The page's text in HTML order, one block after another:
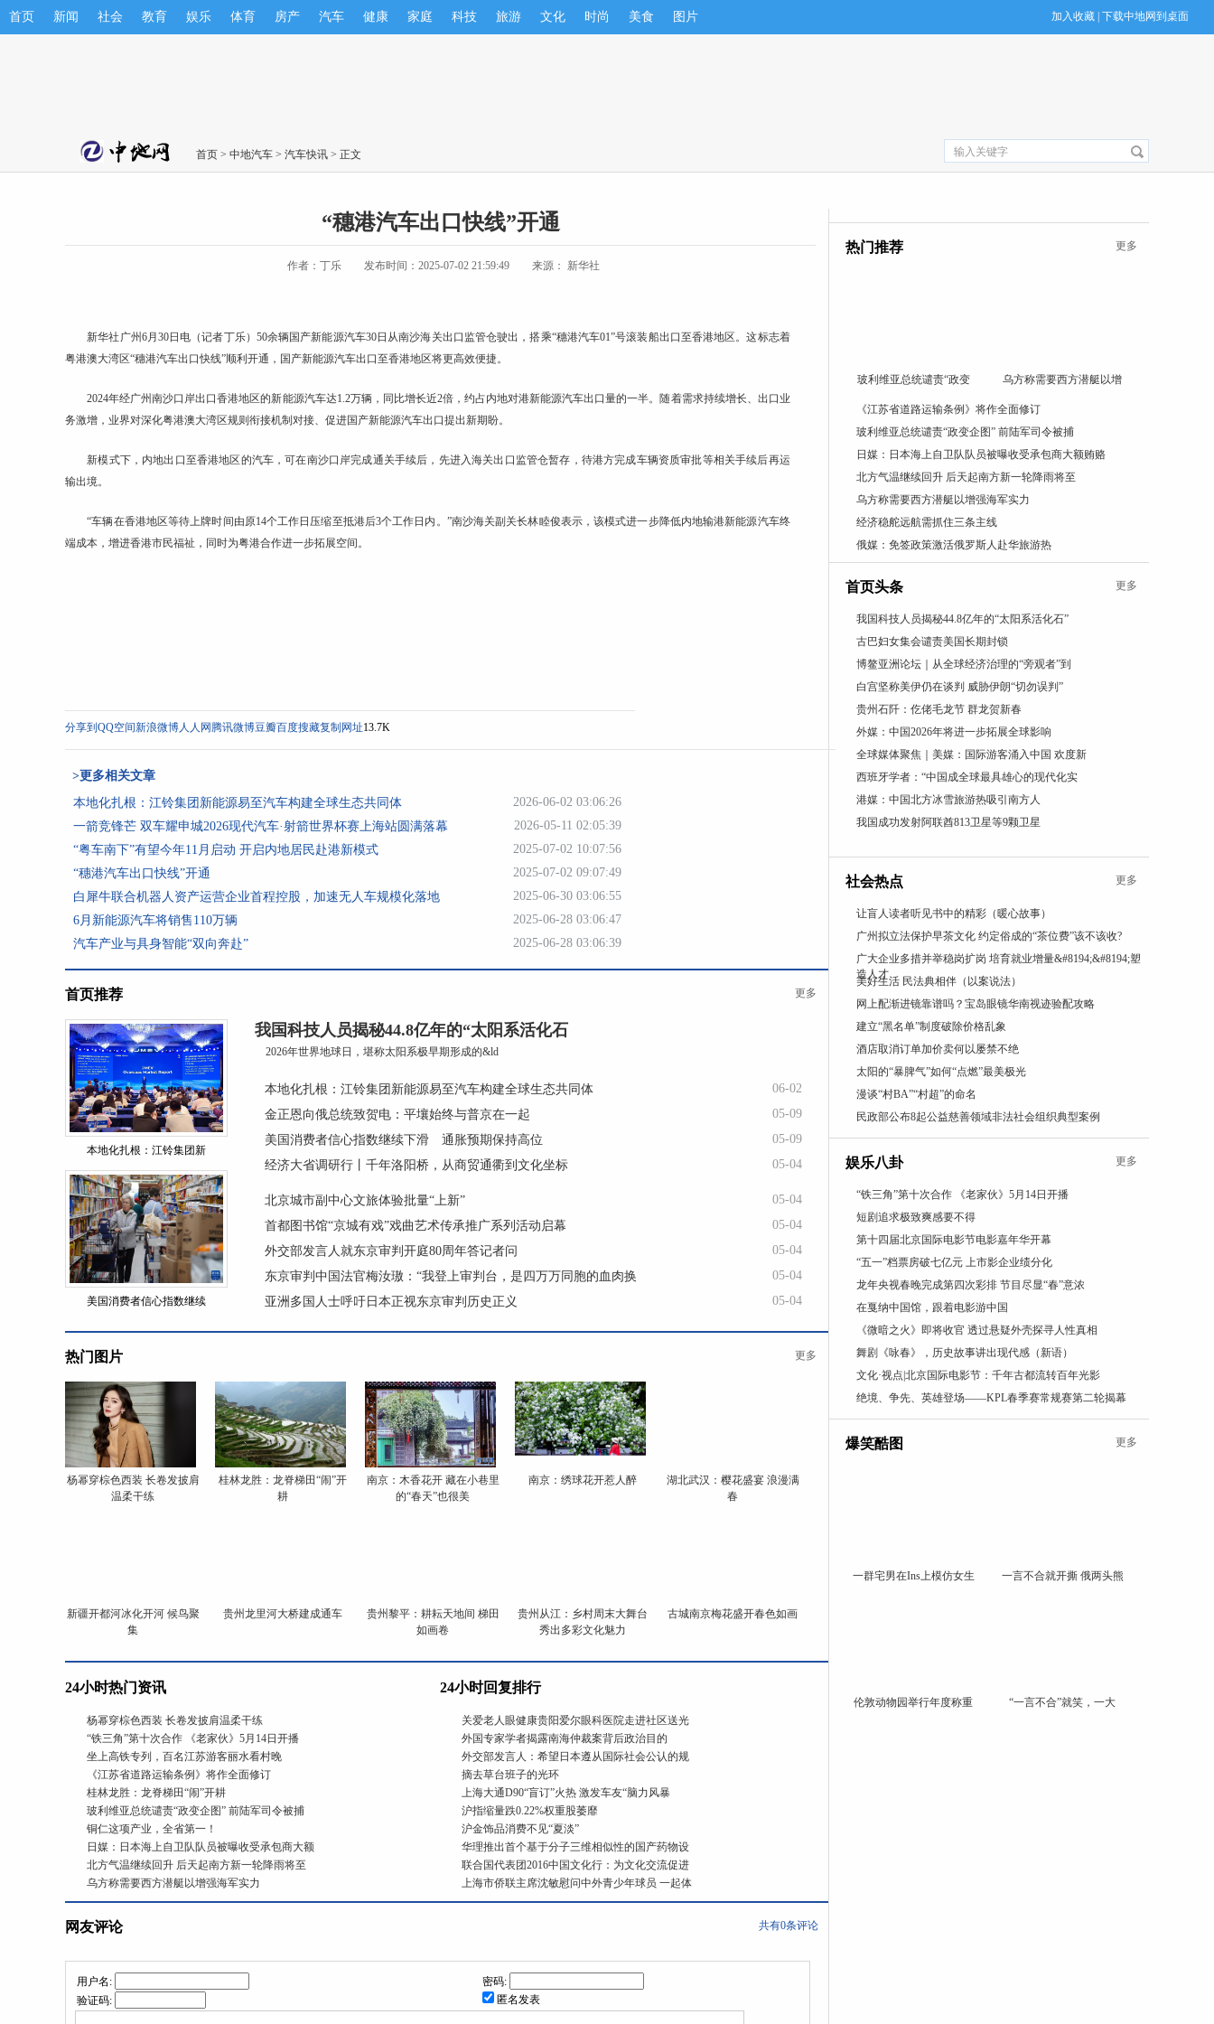
首页 新闻 社会 教育 娱乐 体育 房产 汽车 健康 家庭 科技 旅游 文化 时尚 美食 图片 加入收藏 下载中地网到桌面
首页 > 中地汽车 > 汽车快讯 > 正文
“穗港汽车出口快线”开通
作者：丁乐 发布时间：2025-07-02 21:59:49 来源： 新华社
新华社广州6月30日电（记者丁乐）50余辆国产新能源汽车30日从南沙海关出口监管仓驶出，搭乘“穗港汽车01”号滚装船出口至香港地区。这标志着
粤港澳大湾区“穗港汽车出口快线”顺利开通，国产新能源汽车出口至香港地区将更高效便捷。
2024年经广州南沙口岸出口香港地区的新能源汽车达1.2万辆，同比增长近2倍，约占内地对港新能源汽车出口量的一半。随着需求持续增长、出口业
务激增，业界对深化粤港澳大湾区规则衔接机制对接、促进国产新能源汽车出口提出新期盼。
新模式下，内地出口至香港地区的汽车 ，可在南沙口岸完成通关手续后，先进入海关出口监管仓暂存，待港方完成车辆资质审批等相关手续后再运
输出境。
“车辆在香港地区等待上牌时间由原14个工作日压缩至抵港后3个工作日内。”南沙海关副关长林睦俊表示，该模式进一步降低内地输港新能源汽车终
端成本，增进香港市民福祉，同时为粤港合作进一步拓展空间。
分享到 QQ空间新浪微博人人网 腾讯微博豆瓣百度搜藏复制网址13.7K
>更多相关文章
本地化扎根：江铃集团新能源易至汽车构建全球生态共同体
2026-06-02 03:06:26
一箭竞锋芒 双车耀申城2026现代汽车·射箭世界杯赛上海站圆满落幕
2026-05-11 02:05:39
“粤车南下”有望今年11月启动 开启内地居民赴港新模式
2025-07-02 10:07:56
“穗港汽车出口快线”开通
2025-07-02 09:07:49
白犀牛联合机器人资产运营企业首程控股，加速无人车规模化落地
2025-06-30 03:06:55
6月新能源汽车将销售110万辆
2025-06-28 03:06:47
汽车产业与具身智能“双向奔赴”
2025-06-28 03:06:39
首页推荐 更多
本地化扎根：江铃集团新
美国消费者信心指数继续
我国科技人员揭秘44.8亿年的“太阳系活化石
2026年世界地球日，堪称太阳系极早期形成的&ld
本地化扎根：江铃集团新能源易至汽车构建全球生态共同体
06-02
金正恩向俄总统致贺电：平壤始终与普京在一起
05-09
美国消费者信心指数继续下滑 通胀预期保持高位
05-09
经济大省调研行丨千年洛阳桥，从商贸通衢到文化坐标
05-04
北京城市副中心文旅体验批量“上新”
05-04
首都图书馆“京城有戏”戏曲艺术传承推广系列活动启幕
05-04
外交部发言人就东京审判开庭80周年答记者问
05-04
东京审判中国法官梅汝璈：“我登上审判台，是四万万同胞的血肉换
05-04
亚洲多国人士呼吁日本正视东京审判历史正义
05-04
热门图片 更多
杨幂穿棕色西装 长卷发披肩
温柔干练
桂林龙胜：龙脊梯田“闹”开
耕
南京：木香花开 藏在小巷里
的“春天”也很美
南京：绣球花开惹人醉
湖北武汉：樱花盛宴 浪漫满
春
新疆开都河冰化开河 候鸟聚
集
贵州龙里河大桥建成通车
贵州黎平：耕耘天地间 梯田
如画卷
贵州从江：乡村周末大舞台
秀出多彩文化魅力
古城南京梅花盛开春色如画
24小时热门资讯
杨幂穿棕色西装 长卷发披肩温柔干练
“铁三角”第十次合作 《老家伙》5月14日开播
坐上高铁专列，百名江苏游客丽水看村晚
《江苏省道路运输条例》将作全面修订
桂林龙胜：龙脊梯田“闹”开耕
玻利维亚总统谴责“政变企图” 前陆军司令被捕
铜仁这项产业，全省第一！
日媒：日本海上自卫队队员被曝收受承包商大额
北方气温继续回升 后天起南方新一轮降雨将至
乌方称需要西方潜艇以增强海军实力
24小时回复排行
关爱老人眼健康贵阳爱尔眼科医院走进社区送光
外国专家学者揭露南海仲裁案背后政治目的
外交部发言人：希望日本遵从国际社会公认的规
摘去草台班子的光环
上海大通D90“盲订”火热 激发车友“脑力风暴
沪指缩量跌0.22%权重股萎靡
沪金饰品消费不见“夏淡”
华理推出首个基于分子三维相似性的国产药物设
联合国代表团2016中国文化行：为文化交流促进
上海市侨联主席沈敏慰问中外青少年球员 一起体
网友评论 共有0条评论
用户名:
密码:
验证码:
匿名发表
热门推荐 更多
玻利维亚总统谴责“政变 乌方称需要西方潜艇以增
《江苏省道路运输条例》将作全面修订
玻利维亚总统谴责“政变企图” 前陆军司令被捕
日媒：日本海上自卫队队员被曝收受承包商大额贿赂
北方气温继续回升 后天起南方新一轮降雨将至
乌方称需要西方潜艇以增强海军实力
经济稳舵远航需抓住三条主线
俄媒：免签政策激活俄罗斯人赴华旅游热
首页头条 更多
我国科技人员揭秘44.8亿年的“太阳系活化石”
古巴妇女集会谴责美国长期封锁
博鳌亚洲论坛｜从全球经济治理的“旁观者”到
白宫坚称美伊仍在谈判 威胁伊朗“切勿误判”
贵州石阡：仡佬毛龙节 群龙贺新春
外媒：中国2026年将进一步拓展全球影响
全球媒体聚焦｜美媒：国际游客涌入中国 欢度新
西班牙学者：“中国成全球最具雄心的现代化实
港媒：中国北方冰雪旅游热吸引南方人
我国成功发射阿联酋813卫星等9颗卫星
社会热点 更多
让盲人读者听见书中的精彩（暖心故事）
广州拟立法保护早茶文化 约定俗成的“茶位费”该不该收?
广大企业多措并举稳岗扩岗 培育就业增量&#8194;&#8194;塑
造人才
美好生活 民法典相伴（以案说法）
网上配渐进镜靠谱吗？宝岛眼镜华南视迹验配攻略
建立“黑名单”制度破除价格乱象
酒店取消订单加价卖何以屡禁不绝
太阳的“暴脾气”如何“点燃”最美极光
漫谈“村BA”“村超”的命名
民政部公布8起公益慈善领域非法社会组织典型案例
娱乐八卦 更多
“铁三角”第十次合作 《老家伙》5月14日开播
短剧追求极致爽感要不得
第十四届北京国际电影节电影嘉年华开幕
“五一”档票房破七亿元 上市影企业绩分化
龙年央视春晚完成第四次彩排 节目尽显“春”意浓
在戛纳中国馆，跟着电影游中国
《微暗之火》即将收官 透过悬疑外壳探寻人性真相
舞剧《咏春》，历史故事讲出现代感（新语）
文化·视点|北京国际电影节：千年古都流转百年光影
绝境、争先、英雄登场——KPL春季赛常规赛第二轮揭幕
爆笑酷图 更多
一群宅男在Ins上模仿女生 一言不合就开撕 俄两头熊
伦敦动物园举行年度称重 “一言不合”就笑，一大